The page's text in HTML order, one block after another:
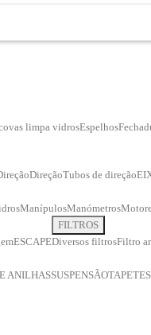
limpa vidrosEspelhos
DireçãoTubos de direção
ManípulosManómetros
ESCAPE
FILTROS
Diversos filtrosFiltro ar
ANILHASSUSPENSÃOTAPETES